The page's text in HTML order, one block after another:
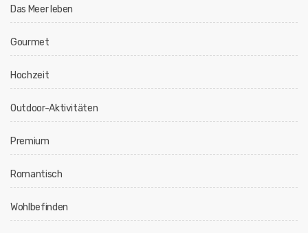
Das Meer leben
Gourmet
Hochzeit
Outdoor-Aktivitäten
Premium
Romantisch
Wohlbefinden